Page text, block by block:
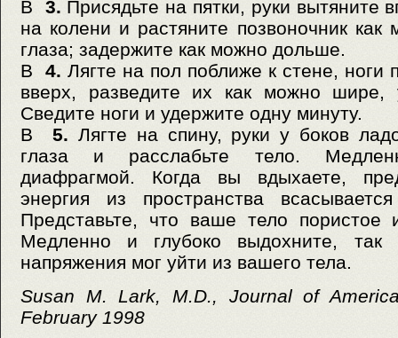
В
3. Присядьте на пятки, руки вытяните
на колени и растяните позвоночник как
глаза; задержите как можно дольше.
В
4. Лягте на пол поближе к стене, ноги
вверх, разведите их как можно шире,
Сведите ноги и удержите одну минуту.
В
5. Лягте на спину, руки у боков
глаза и расслабьте тело.
диафрагмой. Когда вы вдыхаете,
энергия из пространства
Представьте, что ваше тело пористое
Медленно и глубоко выдохните,
напряжения мог уйти из вашего тела.
Susan M. Lark, M.D., Journal of
February 1998